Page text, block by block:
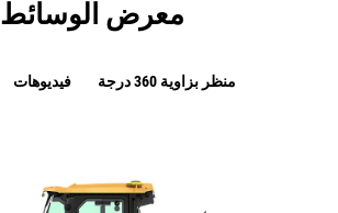
معرض الوسائط
فيديوهات منظر بزاوية 360 درجة